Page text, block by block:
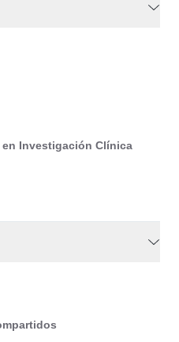
en Investigación Clínica